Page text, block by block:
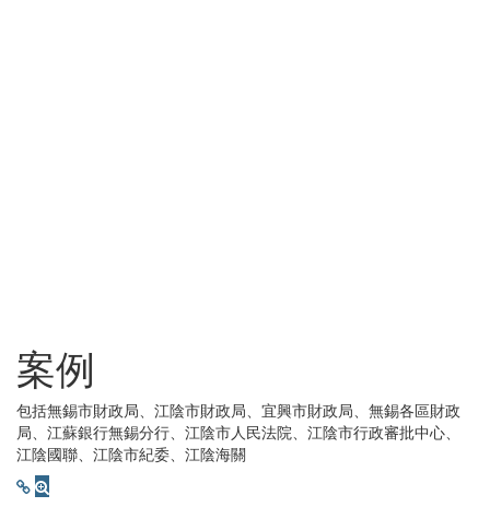
案例
包括無錫市財政局、江陰市財政局、宜興市財政局、無錫各區財政
局、江蘇銀行無錫分行、江陰市人民法院、江陰市行政審批中心、
江陰國聯、江陰市紀委、江陰海關